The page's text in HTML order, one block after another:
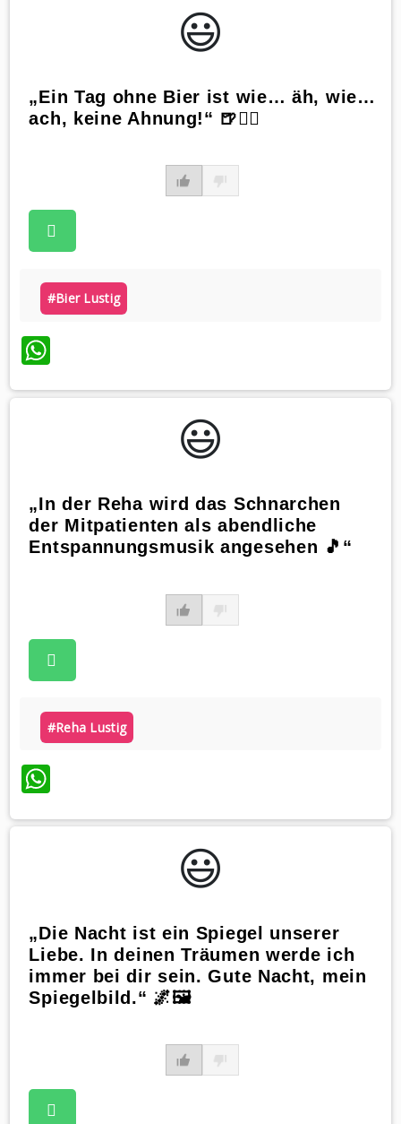
😃️
„Ein Tag ohne Bier ist wie… äh, wie…
ach, keine Ahnung!“ 🍺🤷‍♂️
#bier Lustig
WhatsApp
😃️
„In der Reha wird das Schnarchen
der Mitpatienten als abendliche
Entspannungsmusik angesehen 🎵“
#reha Lustig
WhatsApp
😃️
„Die Nacht ist ein Spiegel unserer
Liebe. In deinen Träumen werde ich
immer bei dir sein. Gute Nacht, mein
Spiegelbild.“ 🌌🖼️